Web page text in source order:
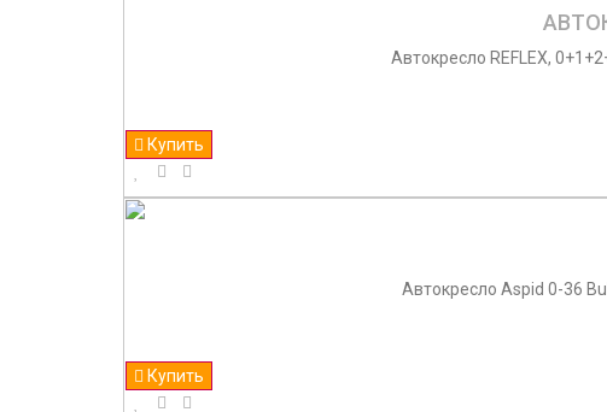
Автокресло REFLEX,
Купить
Автокресло Aspid 0-36
Купить